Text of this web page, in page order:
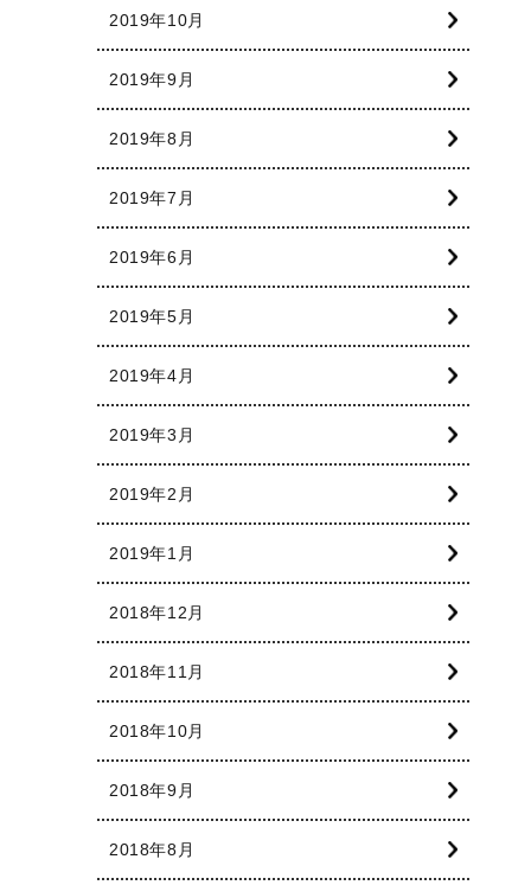
2019年10月
2019年9月
2019年8月
2019年7月
2019年6月
2019年5月
2019年4月
2019年3月
2019年2月
2019年1月
2018年12月
2018年11月
2018年10月
2018年9月
2018年8月